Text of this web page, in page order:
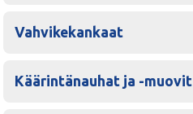
Vahvikekankaat
Käärintänauhat ja -muovit